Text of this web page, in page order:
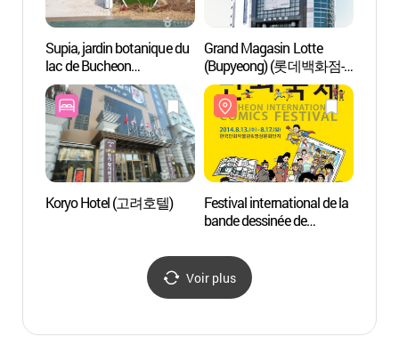
Supia, jardin botanique du
lac de Bucheon
(부천호수식물원 수피아)
Grand Magasin Lotte
(Bupyeong) (롯데백화점-
부평점)
Koryo Hotel (고려호텔)
Festival international de la
bande dessinée de
(부천국제만화축제)
Voir plus